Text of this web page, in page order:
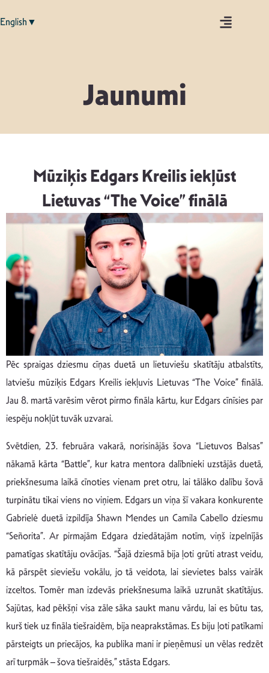
English▼
Jaunumi
Mūziķis Edgars Kreilis iekļūst
Lietuvas “The Voice” finālā
Pēc spraigas dziesmu cīņas duetā un lietuviešu skatītāju atbalstīts,
latviešu mūziķis Edgars Kreilis iekļuvis Lietuvas “The Voice” finālā.
Jau 8. martā varēsim vērot pirmo fināla kārtu, kur Edgars cīnīsies par
iespēju nokļūt tuvāk uzvarai.
Svētdien, 23. februāra vakarā, norisinājās šova “Lietuvos Balsas”
nākamā kārta “Battle”, kur katra mentora dalībnieki uzstājās duetā,
priekšnesuma laikā cīnoties vienam pret otru, lai tālāko dalību šovā
turpinātu tikai viens no viņiem. Edgars un viņa šī vakara konkurente
Gabrielė duetā izpildīja Shawn Mendes un Camila Cabello dziesmu
“Señorita”. Ar pirmajām Edgara dziedātajām notīm, viņš izpelnījās
pamatīgas skatītāju ovācijas. “Šajā dziesmā bija ļoti grūti atrast veidu,
kā pārspēt sieviešu vokālu, jo tā veidota, lai sievietes balss vairāk
izceltos. Tomēr man izdevās priekšnesuma laikā uzrunāt skatītājus.
Sajūtas, kad pēkšņi visa zāle sāka saukt manu vārdu, lai es būtu tas,
kurš tiek uz fināla tiešraidēm, bija neaprakstāmas. Es biju ļoti patīkami
pārsteigts un priecājos, ka publika mani ir pieņēmusi un vēlas redzēt
arī turpmāk – šova tiešraidēs,” stāsta Edgars.